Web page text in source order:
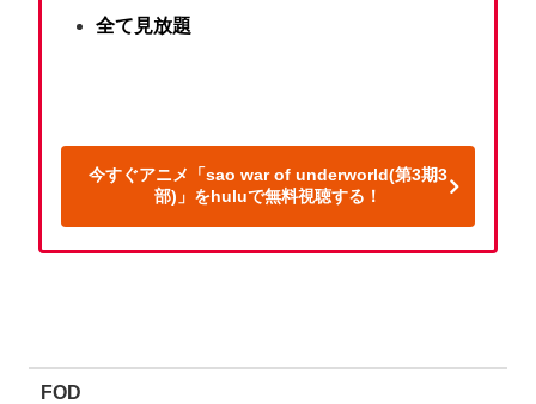
全て見放題
今すぐアニメ「sao war of underworld(第3期3
部)」をhuluで無料視聴する！
FOD